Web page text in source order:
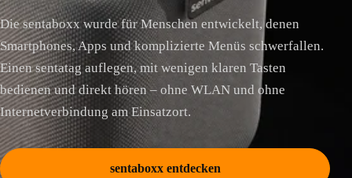
Die sentaboxx wurde für Menschen entwickelt, denen
Smartphones, Apps und komplizierte Menüs schwerfallen.
Einen sentatag auflegen, mit wenigen klaren Tasten
bedienen und direkt hören – ohne WLAN und ohne
Internetverbindung am Einsatzort.
sentaboxx entdecken